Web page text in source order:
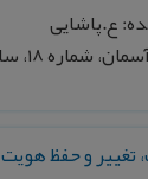
ع.پاشايی
۱۸، سال ۵، تابستان ۱۳۸۲
تغيير و حفظ هويت